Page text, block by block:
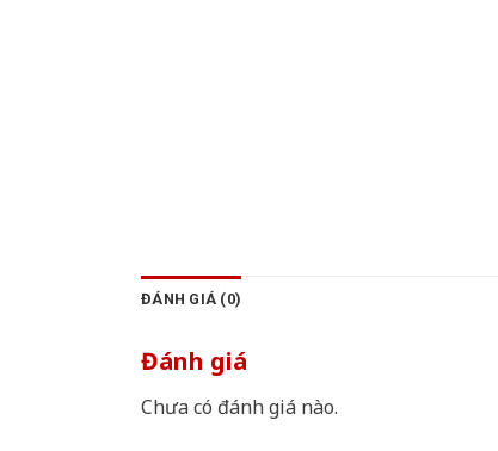
ĐÁNH GIÁ (0)
Đánh giá
Chưa có đánh giá nào.